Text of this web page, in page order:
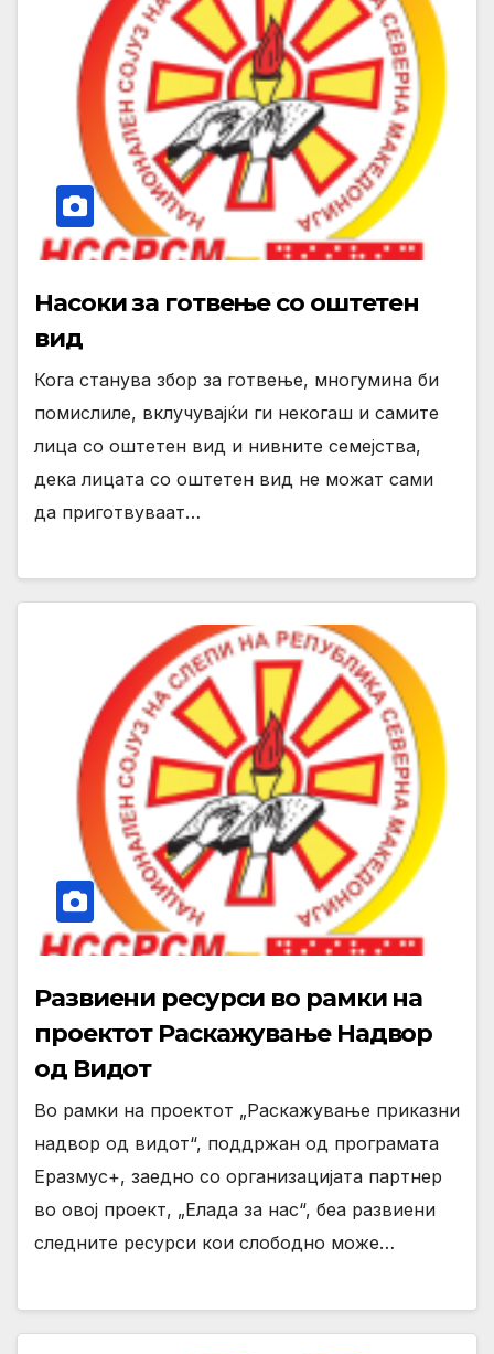
Насоки за готвење со оштетен
вид
Кога станува збор за готвење, многумина би
помислиле, вклучувајќи ги некогаш и самите
лица со оштетен вид и нивните семејства,
дека лицата со оштетен вид не можат сами
да приготвуваат…
Развиени ресурси во рамки на
проектот Раскажување Надвор
од Видот
Во рамки на проектот „Раскажување приказни
надвор од видот“, поддржан од програмата
Еразмус+, заедно со организацијата партнер
во овој проект, „Елада за нас“, беа развиени
следните ресурси кои слободно може…